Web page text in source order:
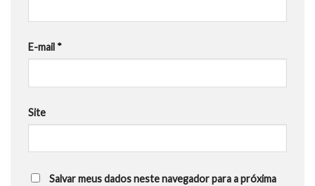
E-mail *
Site
Salvar meus dados neste navegador para a próxima